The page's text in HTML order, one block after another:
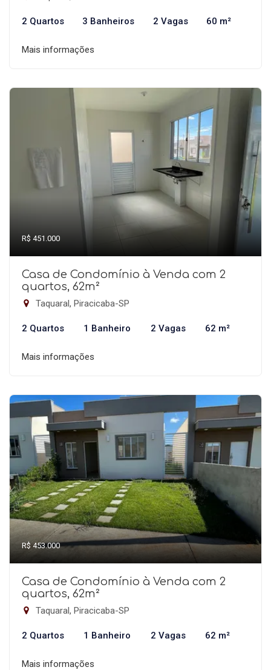
2 Quartos 3 Banheiros 2 Vagas 60 m²
Mais informações
R$ 451.000
Casa de Condomínio à Venda com 2
quartos, 62m²
Taquaral, Piracicaba-SP
2 Quartos 1 Banheiro 2 Vagas 62 m²
Mais informações
R$ 453.000
Casa de Condomínio à Venda com 2
quartos, 62m²
Taquaral, Piracicaba-SP
2 Quartos 1 Banheiro 2 Vagas 62 m²
Mais informações